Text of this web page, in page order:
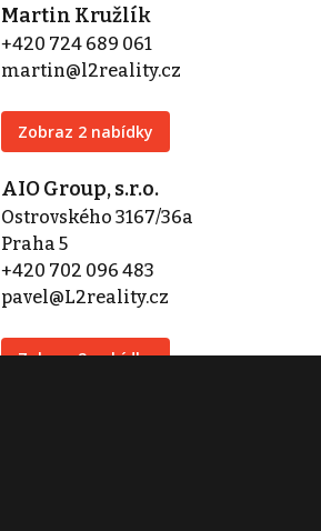
Martin Kružlík
+420 724 689 061
martin@l2reality.cz
Zobraz 2 nabídky
AIO Group, s.r.o.
Ostrovského 3167/36a
Praha 5
+420 702 096 483
pavel@L2reality.cz
Zobraz 2 nabídky